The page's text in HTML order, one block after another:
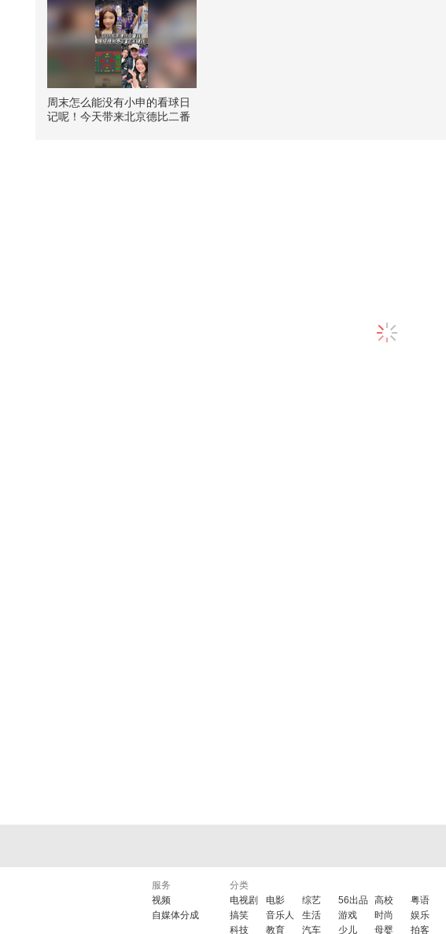
周末怎么能没有小申的看球日
记呢！今天带来北京德比二番
服务
视频
自媒体分成
分类
电视剧
电影 综艺 56出品 高校
粤语
搞笑
音乐人 生活 游戏 时尚
娱乐
科技
教育 汽车 少儿 母婴 拍客